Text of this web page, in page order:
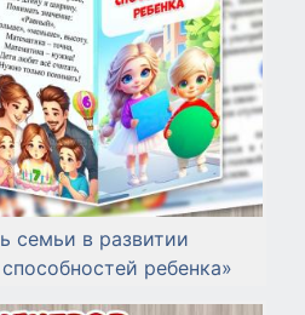
семьи в развитии
ребенка»